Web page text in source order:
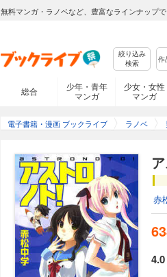
無料マンガ・ラノベなど、豊富なラインナップ
絞り込み
検索
総合
少年・青年
マンガ
少女・女性
マンガ
電子書籍・漫画 ブックライブ ラノベ
赤
4.0